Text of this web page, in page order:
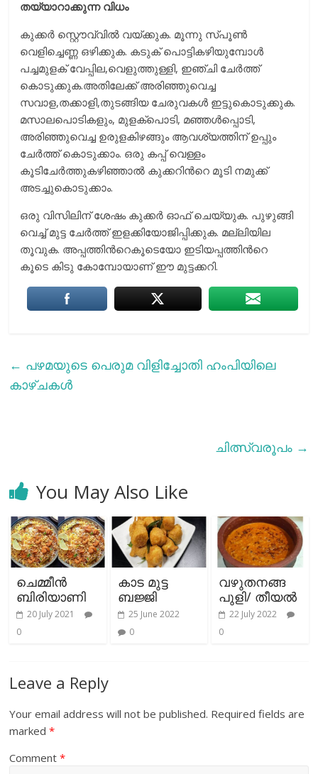
തയ്യാറാക്കുന്ന വിധം
കുക്കര്‍ സ്റ്റൌവ്വില്‍ വയ്ക്കുക. മൂന്നു സ്പൂൺ
വെളിച്ചെണ്ണ ഒഴിക്കുക. കടുക് പൊട്ടികഴിയുമ്പോള്‍
പച്ചമുളക് വേപ്പില,വെളുത്തുള്ളി, ഇഞ്ചി ചേർത്ത്
കൊടുക്കുക.അതിലേക്ക് അരിഞ്ഞുവെച്ച
സവാള,തക്കാളി,തുടങ്ങിയ ചേരുവകള്‍ ഇട്ടുകൊടുക്കുക.
മസാലപൊടികളും, മുളക്പൊടി, മഞ്ഞള്‍പ്പൊടി,
അരിഞ്ഞുവെച്ച ഉരുളകിഴങ്ങും ആവശ്യത്തിന് ഉപ്പും
ചേര്‍ത്ത് കൊടുക്കാം. ഒരു കപ്പ് വെള്ളം
കൂടിചേര്‍ത്തുകഴിഞ്ഞാല്‍ കുക്കറിന്‍റെ മൂടി നമുക്ക്
അടച്ചുകൊടുക്കാം.
ഒരു വിസിലിന് ശേഷം കുക്കർ ഓഫ് ചെയ്യുക. പുഴുങ്ങി
വെച്ച് മുട്ട ചേർത്ത് ഇളക്കിയോജിപ്പിക്കുക. മല്ലിയില
തൂവുക. അപ്പത്തിന്‍റെകൂടെയോ ഇടിയപ്പത്തിന്‍റെ
കൂടെ കിടു കോമ്പോയാണ് ഈ മുട്ടക്കറി.
← പഴമയുടെ പെരുമ വിളിച്ചോതി ഹംപിയിലെ
കാഴ്ചകള്‍
ചിത്സ്വരൂപം →
You May Also Like
ചെമ്മീന്‍
ബിരിയാണി
20 July 2021
0
കാട മുട്ട
ബജ്ജി
25 June 2022
0
വഴുതനങ്ങ
പുളി/ തീയല്‍
22 July 2022
0
Leave a Reply
Your email address will not be published. Required fields are
marked*
Comment*